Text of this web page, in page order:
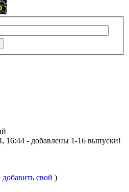
16:44 - добавлены 1-16 выпуски!
добавить свой )